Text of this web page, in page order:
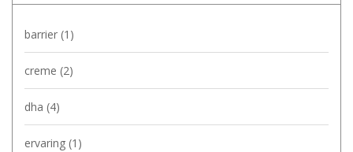
barrier (1)
creme (2)
dha (4)
ervaring (1)